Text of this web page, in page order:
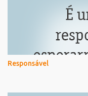
Responsável